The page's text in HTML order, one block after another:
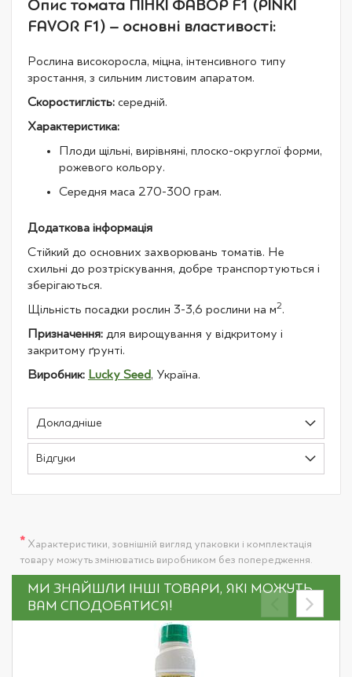
Опис томата ПІНКІ ФАВОР F1 (PINKI
FAVOR F1) – основні властивості:
Рослина високоросла, міцна, інтенсивного типу
зростання, з сильним листовим апаратом.
Скоростиглість: середній.
Характеристика:
Плоди щільні, вирівняні, плоско-округлої форми,
рожевого кольору.
Середня маса 270-300 грам.
Додаткова інформація
Стійкий до основних захворювань томатів. Не
схильні до розтріскування, добре транспортуються і
зберігаються.
Щільність посадки рослин 3-3,6 рослини на м2.
Призначення: для вирощування у відкритому і
закритому ґрунті.
Виробник: Lucky Seed, Україна.
Докладніше
Відгуки
* Характеристики, зовнішній вигляд упаковки і комплектація
товару можуть змінюватись виробником без попередження.
МИ ЗНАЙШЛИ ІНШІ ТОВАРИ, ЯКІ МОЖУТЬ
ВАМ СПОДОБАТИСЯ!